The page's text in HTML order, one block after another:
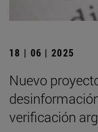
18 | 06 | 2025
Nuevo
verificación